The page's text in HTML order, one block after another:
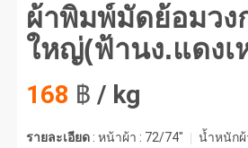
ผ้าพิมพ์มัดย้อมวง
ใหญ่(ฟ้านง.แดงเ
168 ฿ / kg
รายละเอียด : หน้าผ้า : 72/74" น้ำหนักผ้